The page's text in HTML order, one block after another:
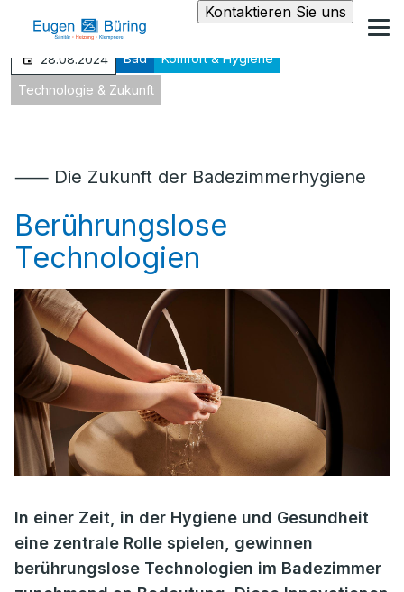
Kontaktieren Sie uns
28.08.2024 Bad Komfort & Hygiene
Technologie & Zukunft
⸺ Die Zukunft der Badezimmerhygiene
Berührungslose
Technologien
In einer Zeit, in der Hygiene und Gesundheit
eine zentrale Rolle spielen, gewinnen
berührungslose Technologien im Badezimmer